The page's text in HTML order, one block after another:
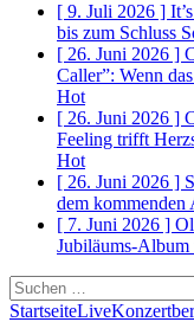
[ 9. Juli 2026 ]
bis zum Schluss
[ 26. Juni 2026 ]
Caller”: Wenn
Hot
[ 26. Juni 2026 ]
Feeling trifft
Hot
[ 26. Juni 2026 ]
dem
[ 7. Juni 2026 ]
Jubiläums-
Suchen
nach:
StartseiteLive